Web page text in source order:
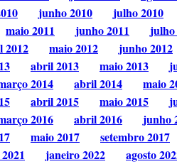
junho 2010 julho 2010
maio 2011 junho 2011 julho
2012 maio 2012 junho 2012
abril 2013 maio 2013
2014 abril 2014 maio
abril 2015 maio 2015
2016 abril 2016 junho
maio 2017 setembro 2017
janeiro 2022 agosto